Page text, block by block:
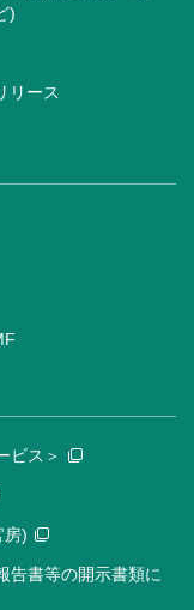
)
リース
ビス＞
房)
告書等の開示書類に